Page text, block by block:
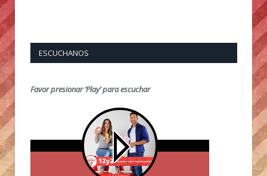
ESCUCHANOS
Favor presionar ‘Play’ para escuchar